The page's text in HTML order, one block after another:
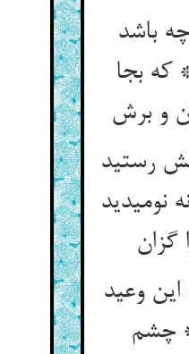
باشد
بجا
رستید
نومیدید
وعید
چشم